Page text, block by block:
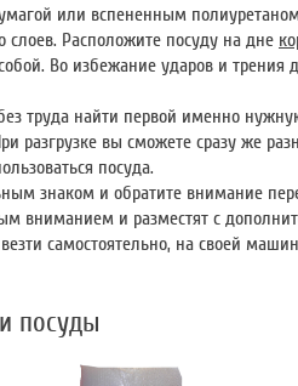
или вспененным
слоев. Расположите посуду на дне
Во избежание ударов и трения
труда найти первой именно
разгрузке вы сможете сразу же
посуда.
знаком и обратите внимание
вниманием и разместят с
самостоятельно, на своей
посуды